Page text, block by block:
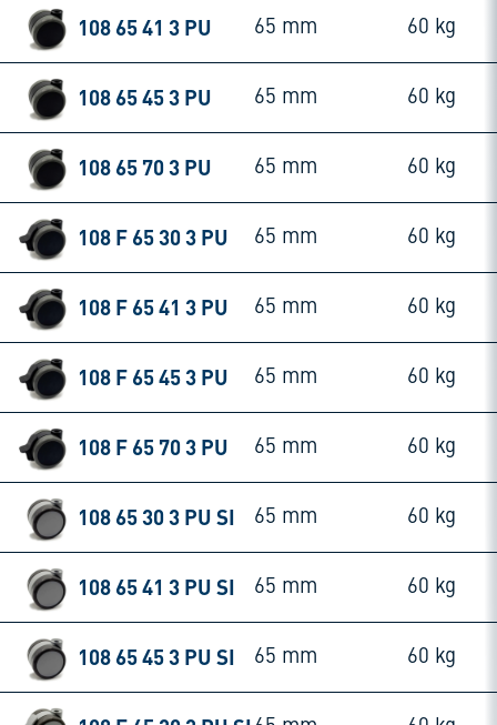
108 65 41 3 PU 65 mm 60 kg
108 65 45 3 PU 65 mm 60 kg
108 65 70 3 PU 65 mm 60 kg
108 F 65 30 3 PU 65 mm 60 kg
108 F 65 41 3 PU 65 mm 60 kg
108 F 65 45 3 PU 65 mm 60 kg
108 F 65 70 3 PU 65 mm 60 kg
108 65 30 3 PU SI 65 mm 60 kg
108 65 41 3 PU SI 65 mm 60 kg
108 65 45 3 PU SI 65 mm 60 kg